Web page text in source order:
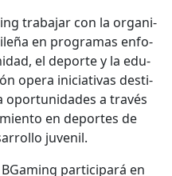
tra­ba­jar con la orga­ni­
en pro­gra­mas enfo­
el deporte y la edu­
opera ini­cia­ti­vas des­ti­
opor­tu­nidades a través
en deportes de
juve­nil.
par­tic­i­pará en